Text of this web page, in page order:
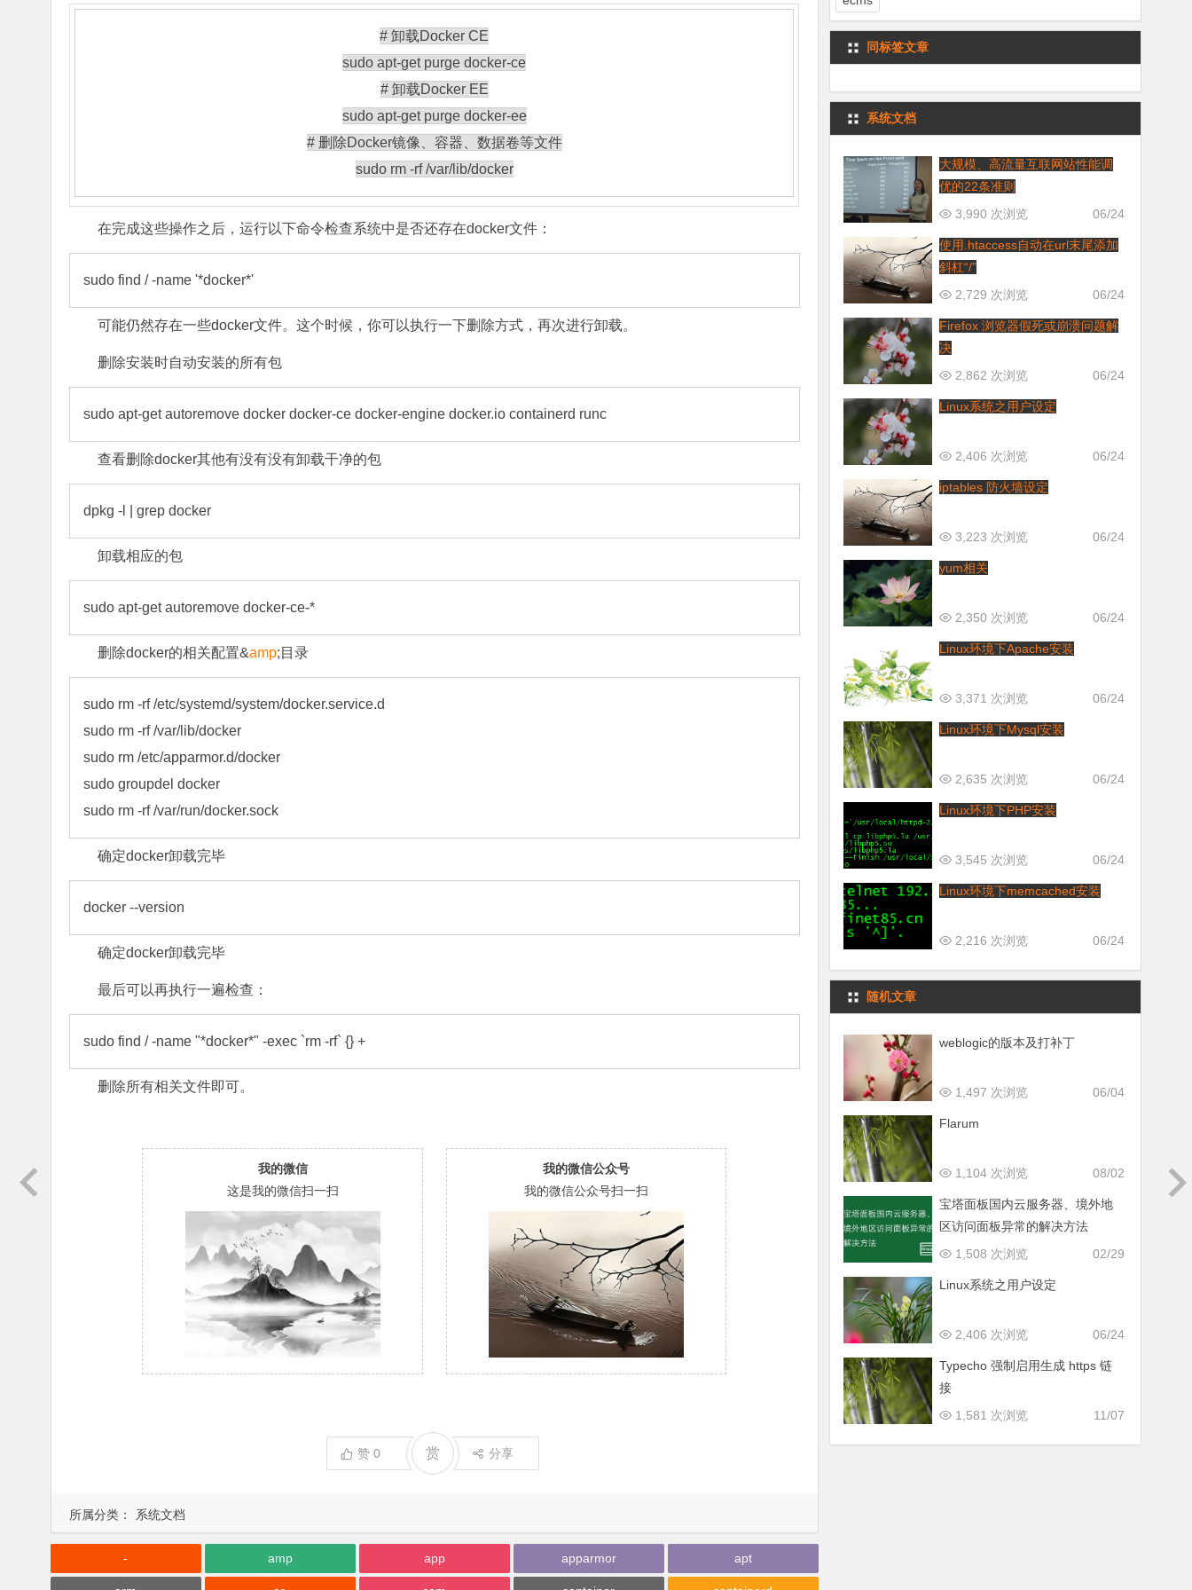
所属分类： 系统文档
# 卸载Docker CE
sudo apt-get purge docker-ce
# 卸载Docker EE
sudo apt-get purge docker-ee
# 删除Docker镜像、容器、数据卷等文件
sudo rm -rf /var/lib/docker
在完成这些操作之后，运行以下命令检查系统中是否还存在docker文件：
sudo find / -name '*docker*'
可能仍然存在一些docker文件。这个时候，你可以执行一下删除方式，再次进行卸载。
删除安装时自动安装的所有包
sudo apt-get autoremove docker docker-ce docker-engine docker.io containerd runc
查看删除docker其他有没有没有卸载干净的包
dpkg -l | grep docker
卸载相应的包
sudo apt-get autoremove docker-ce-*
删除docker的相关配置&amp;目录
sudo rm -rf /etc/systemd/system/docker.service.d
sudo rm -rf /var/lib/docker
sudo rm /etc/apparmor.d/docker
sudo groupdel docker
sudo rm -rf /var/run/docker.sock
确定docker卸载完毕
docker --version
确定docker卸载完毕
最后可以再执行一遍检查：
sudo find / -name "*docker*" -exec `rm -rf` {} +
删除所有相关文件即可。
我的微信
这是我的微信扫一扫
我的微信公众号
我的微信公众号扫一扫
赞0 赏 分享
- amp app apparmor apt
同标签文章
系统文档
大规模、高流量互联网站性能调
优的22条准则
06/24
3,990 次浏览
使用.htaccess自动在url末尾添加
斜杠“/”
06/24
2,729 次浏览
Firefox 浏览器假死或崩溃问题解
决
06/24
2,862 次浏览
Linux系统之用户设定
06/24
2,406 次浏览
iptables 防火墙设定
06/24
3,223 次浏览
yum相关
06/24
2,350 次浏览
Linux环境下Apache安装
06/24
3,371 次浏览
Linux环境下Mysql安装
06/24
2,635 次浏览
Linux环境下PHP安装
06/24
3,545 次浏览
Linux环境下memcached安装
06/24
2,216 次浏览
随机文章
weblogic的版本及打补丁
06/04
1,497 次浏览
Flarum
08/02
1,104 次浏览
宝塔面板国内云服务器、境外地
区访问面板异常的解决方法
02/29
1,508 次浏览
Linux系统之用户设定
06/24
2,406 次浏览
Typecho 强制启用生成 https 链
接
11/07
1,581 次浏览